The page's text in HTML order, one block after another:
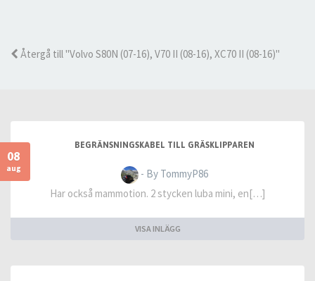
Återgå till "Volvo S80N (07-16), V70 II (08-16), XC70 II (08-16)"
08
aug
BEGRÄNSNINGSKABEL TILL GRÄSKLIPPAREN
- By TommyP86
Har också mammotion. 2 stycken luba mini, en[…]
VISA INLÄGG